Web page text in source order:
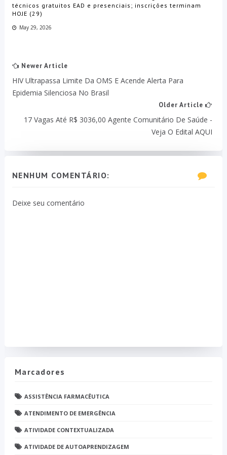
técnicos gratuitos EAD e presenciais; inscrições terminam
HOJE (29)
May 29, 2026
Newer Article
HIV Ultrapassa Limite Da OMS E Acende Alerta Para
Epidemia Silenciosa No Brasil
Older Article
17 Vagas Até R$ 3036,00 Agente Comunitário De Saúde -
Veja O Edital AQUI
NENHUM COMENTÁRIO:
Deixe seu comentário
Marcadores
ASSISTÊNCIA FARMACÊUTICA
ATENDIMENTO DE EMERGÊNCIA
ATIVIDADE CONTEXTUALIZADA
ATIVIDADE DE AUTOAPRENDIZAGEM